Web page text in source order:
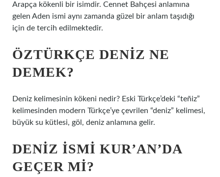
Arapça kökenli bir isimdir. Cennet Bahçesi anlamına
gelen Aden ismi aynı zamanda güzel bir anlam taşıdığı
için de tercih edilmektedir.
ÖZTÜRKÇE DENIZ NE
DEMEK?
Deniz kelimesinin kökeni nedir? Eski Türkçe’deki “teñiz”
kelimesinden modern Türkçe’ye çevrilen “deniz” kelimesi,
büyük su kütlesi, göl, deniz anlamına gelir.
DENIZ ISMI KUR’AN’DA
GEÇER MI?